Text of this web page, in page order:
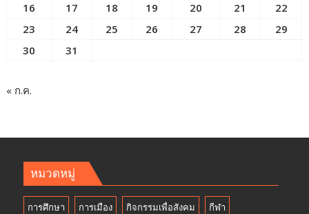
16
17 18 19 20 21
22
23
24 25 26 27 28
29
30
31
« ก.ค.
หมวดหมู่
การศึกษา การเมือง กิจกรรมเพื่อสังคม กีฬา